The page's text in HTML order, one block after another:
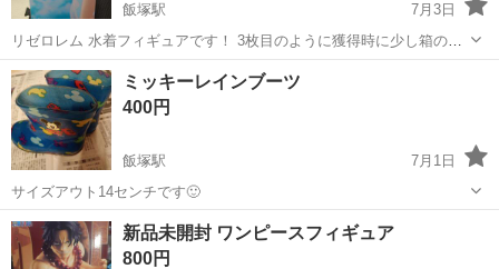
飯塚駅
7月3日
リゼロレム 水着フィギュアです！ 3枚目のように獲得時に少し箱のた
わみがあります。
福岡 飯塚市 飯塚駅 フィギュア
ミッキーレインブーツ
400円
飯塚駅
7月1日
サイズアウト14センチです🙂
福岡 飯塚市 飯塚駅 おもちゃ
新品未開封 ワンピースフィギュア
800円